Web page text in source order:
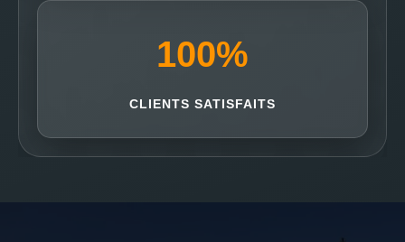
100%
CLIENTS SATISFAITS